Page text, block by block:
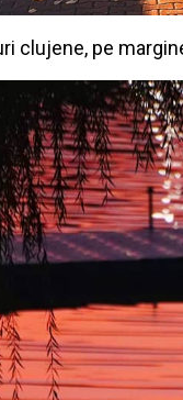
clujene, pe